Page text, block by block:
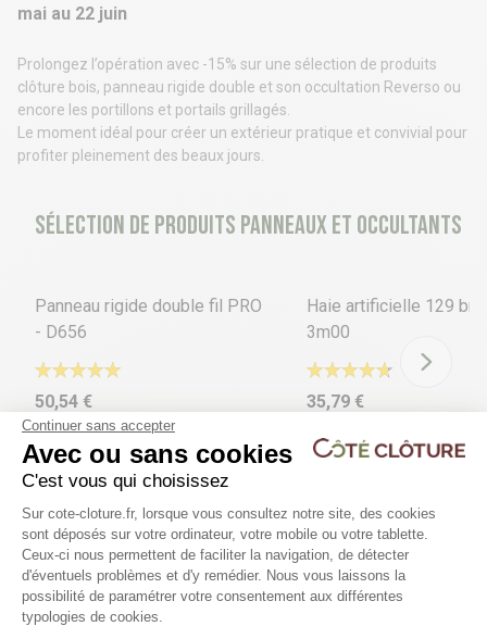
mai au 22 juin
Prolongez l’opération avec -15% sur une sélection de produits
clôture bois, panneau rigide double et son occultation Reverso ou
encore les portillons et portails grillagés.
Le moment idéal pour créer un extérieur pratique et convivial pour
profiter pleinement des beaux jours.
Sélection de produits panneaux et occultants
Panneau rigide double fil PRO
- D656
50,54 €
Haie artificielle 129
3m00
35,79 €
Sélection de produits bois ganivelle
4 déclinaisons
Ganivelle châtaignier
3 déclinaisons
Continuer sans accepter
Avec ou sans cookies
C'est vous qui choisissez
Plateforme de Gestion du
Sur cote-cloture.fr, lorsque vous consultez notre site, des cookies
sont déposés sur votre ordinateur, votre mobile ou votre tablette.
Ceux-ci nous permettent de faciliter la navigation, de détecter
d'éventuels problèmes et d'y remédier. Nous vous laissons la
possibilité de paramétrer votre consentement aux différentes
typologies de cookies.
Axeptio consent